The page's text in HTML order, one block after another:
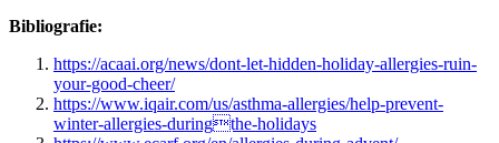
Bibliografie:
https://acaai.org/news/dont-let-hidden-holiday-allergies-ruin-
your-good-cheer/
https://www.iqair.com/us/asthma-allergies/help-prevent-
winter-allergies-duringthe-holidays